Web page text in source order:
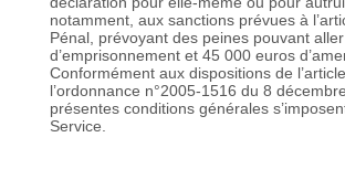
notamment, aux sanctions prévues à
Pénal, prévoyant des peines pouvant
d’emprisonnement et 45 000 euros
Conformément aux dispositions de
l’ordonnance n°2005-1516 du 8
présentes conditions générales
Service.